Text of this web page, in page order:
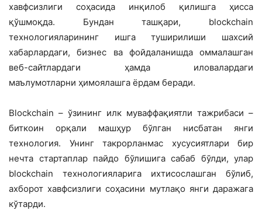
хавфсизлиги соҳасида инқилоб қилишга ҳисса
қўшмоқда. Бундан ташқари, blockchain
технологияларининг ишга туширилиши шахсий
хабарлардаги, бизнес ва фойдаланишда оммалашган
веб-сайтлардаги ҳамда иловалардаги
маълумотларни ҳимоялашга ёрдам беради.
Blockchain – ўзининг илк муваффақиятли тажрибаси –
биткоин орқали машҳур бўлган нисбатан янги
технология. Унинг такрорланмас хусусиятлари бир
нечта стартаплар пайдо бўлишига сабаб бўлди, улар
blockchain технологияларига ихтисослашган бўлиб,
ахборот хавфсизлиги соҳасини мутлақо янги даражага
кўтарди.